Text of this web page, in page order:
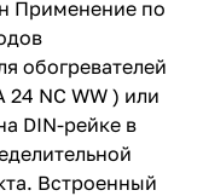
Применение по
обогревателей
24 NC WW ) или
DIN-рейке в
Встроенный